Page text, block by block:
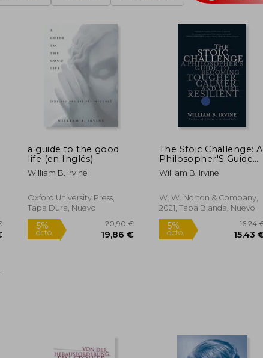
a guide to the good
life (en Inglés)
William B. Irvine
Oxford University Press,
Tapa Dura, Nuevo
The Stoic Challenge: A
Philosopher'S Guide
to Becoming Tougher,
Calmer, and More
William B. Irvine
W. W. Norton & Company,
2021, Tapa Blanda, Nuevo